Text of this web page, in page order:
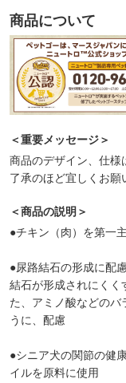
商品について
＜重要メッセージ＞
商品のデザイン、仕
了承のほど宜しくお願
＜商品の説明＞
●チキン（肉）を第一
●尿路結石の形成に配
結石が形成されにくく
た、アミノ酸などの
うに、配慮
●シニア犬の関節の健
イルを原料に使用